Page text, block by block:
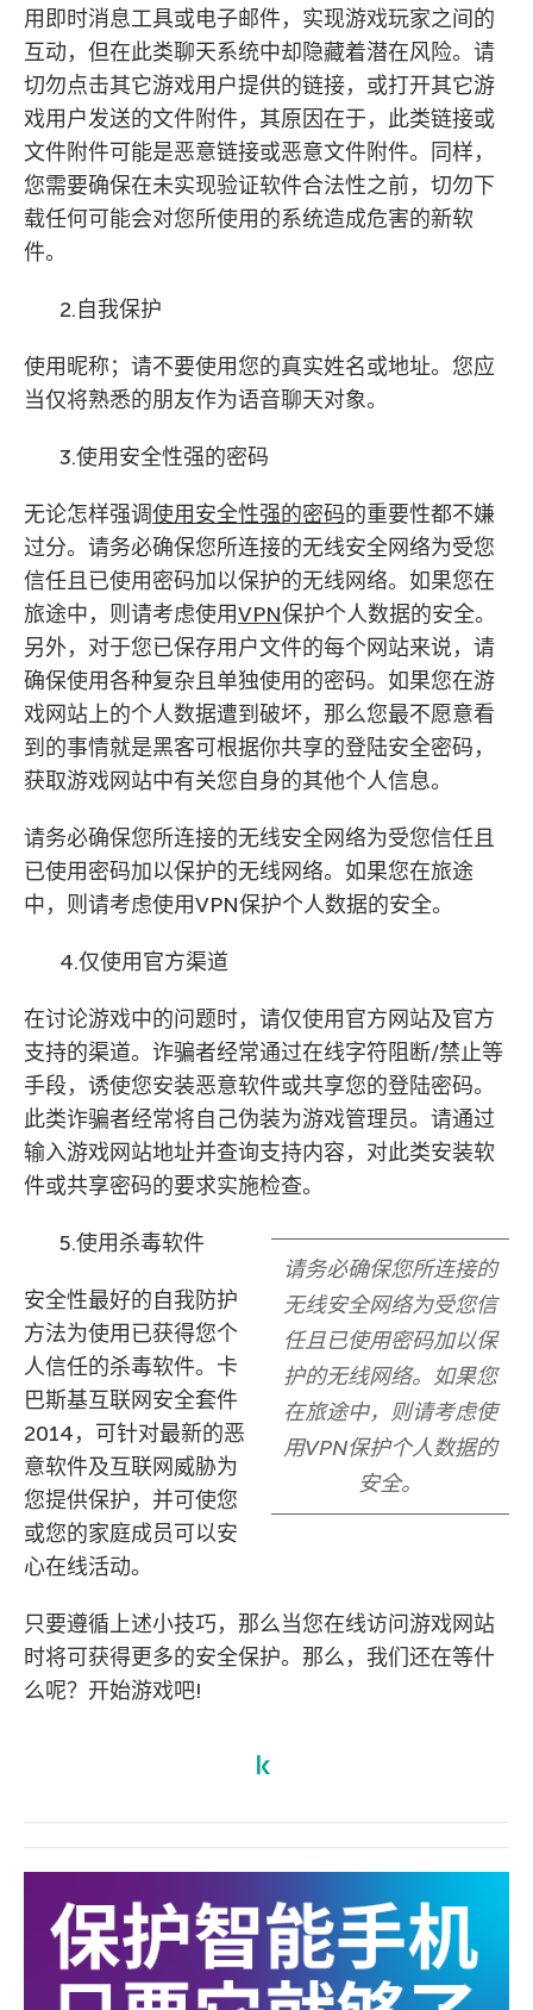
用即时消息工具或电子邮件，实现游戏玩家之间的
互动，但在此类聊天系统中却隐藏着潜在风险。请
切勿点击其它游戏用户提供的链接，或打开其它游
戏用户发送的文件附件，其原因在于，此类链接或
文件附件可能是恶意链接或恶意文件附件。同样，
您需要确保在未实现验证软件合法性之前，切勿下
载任何可能会对您所使用的系统造成危害的新软
件。
2.自我保护
使用昵称；请不要使用您的真实姓名或地址。您应
当仅将熟悉的朋友作为语音聊天对象。
3.使用安全性强的密码
无论怎样强调使用安全性强的密码的重要性都不嫌
过分。请务必确保您所连接的无线安全网络为受您
信任且已使用密码加以保护的无线网络。如果您在
旅途中，则请考虑使用VPN保护个人数据的安全。
另外，对于您已保存用户文件的每个网站来说，请
确保使用各种复杂且单独使用的密码。如果您在游
戏网站上的个人数据遭到破坏，那么您最不愿意看
到的事情就是黑客可根据你共享的登陆安全密码，
获取游戏网站中有关您自身的其他个人信息。
请务必确保您所连接的无线安全网络为受您信任且
已使用密码加以保护的无线网络。如果您在旅途
中，则请考虑使用VPN保护个人数据的安全。
4.仅使用官方渠道
在讨论游戏中的问题时，请仅使用官方网站及官方
支持的渠道。诈骗者经常通过在线字符阻断/禁止等
手段，诱使您安装恶意软件或共享您的登陆密码。
此类诈骗者经常将自己伪装为游戏管理员。请通过
输入游戏网站地址并查询支持内容，对此类安装软
件或共享密码的要求实施检查。
请务必确保您所连接的
无线安全网络为受您信
任且已使用密码加以保
护的无线网络。如果您
在旅途中，则请考虑使
用VPN保护个人数据的
安全。
5.使用杀毒软件
安全性最好的自我防护
方法为使用已获得您个
人信任的杀毒软件。卡
巴斯基互联网安全套件
2014，可针对最新的恶
意软件及互联网威胁为
您提供保护，并可使您
或您的家庭成员可以安
心在线活动。
只要遵循上述小技巧，那么当您在线访问游戏网站
时将可获得更多的安全保护。那么，我们还在等什
么呢？开始游戏吧!